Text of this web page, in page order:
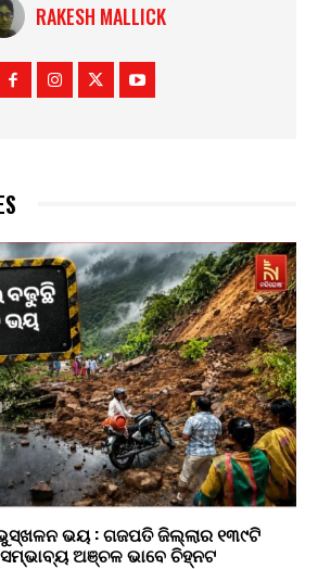
RAKESH MALLICK
ଭୁସ୍ଖଳନ ଭୟ : ଗଜପତି ଜିଲ୍ଲାର ୧୩୯ଟି
ଅଞ୍ଚଳ ଭାବେ ଚିହ୍ନଟ